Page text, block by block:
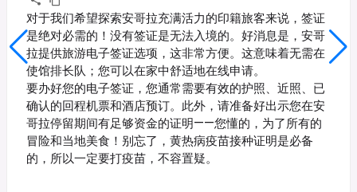
对于我们希望探索安哥拉充满活力的印籍旅客来说，签证
是绝对必需的！没有签证是无法入境的。好消息是，安哥
拉提供旅游电子签证选项，这非常方便。这意味着无需在
使馆排长队；您可以在家中舒适地在线申请。
要办好您的电子签证，您通常需要有效的护照、近照、已
确认的回程机票和酒店预订。此外，请准备好出示您在安
哥拉停留期间有足够资金的证明——您懂的，为了所有的
冒险和当地美食！别忘了，黄热病疫苗接种证明是必备
的，所以一定要打疫苗，不容置疑。